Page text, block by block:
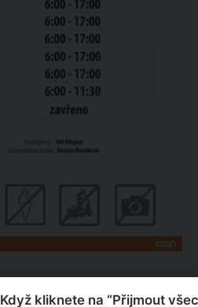
Když kliknete na “Přijmout